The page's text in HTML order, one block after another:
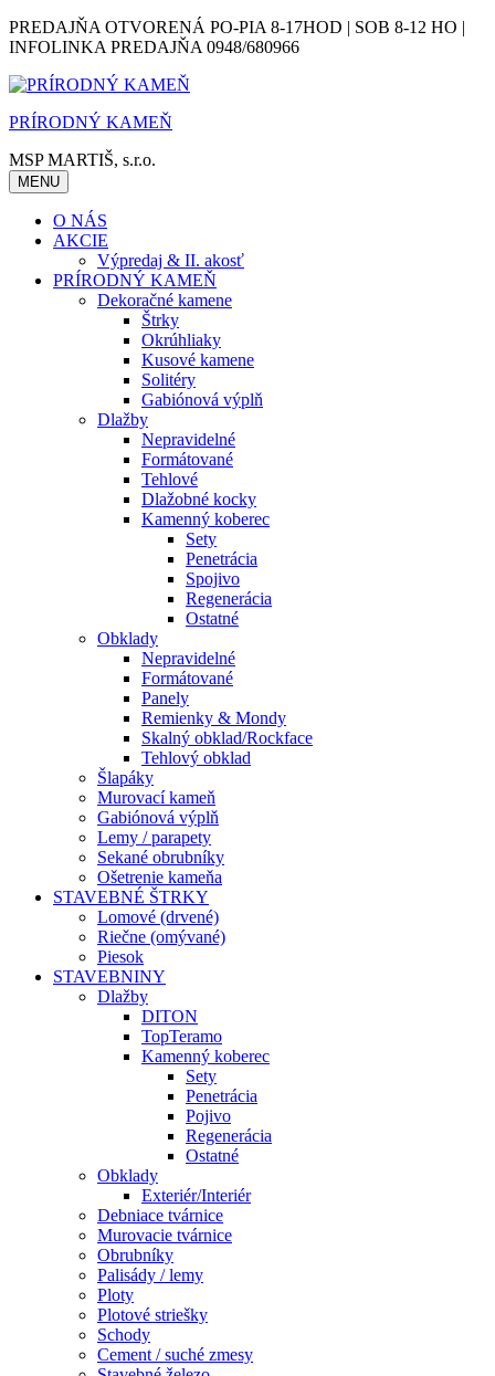
Skip
to
PREDAJŇA OTVORENÁ PO-PIA 8-17HOD | SOB 8-12 HO |
INFOLINKA PREDAJŇA 0948/680966
PRÍRODNÝ KAMEŇ
MSP MARTIŠ, s.r.o.
MENU
O NÁS
AKCIE
Výpredaj & II. akosť
PRÍRODNÝ KAMEŇ
Dekoračné kamene
Štrky
Okrúhliaky
Kusové kamene
Solitéry
Gabiónová výplň
Dlažby
Nepravidelné
Formátované
Tehlové
Dlažobné kocky
Kamenný koberec
Sety
Penetrácia
Spojivo
Regenerácia
Ostatné
Obklady
Nepravidelné
Formátované
Panely
Remienky & Mondy
Skalný obklad/Rockface
Tehlový obklad
Šlapáky
Murovací kameň
Gabiónová výplň
Lemy / parapety
Sekané obrubníky
Ošetrenie kameňa
STAVEBNÉ ŠTRKY
Lomové (drvené)
Riečne (omývané)
Piesok
STAVEBNINY
Dlažby
DITON
TopTeramo
Kamenný koberec
Sety
Penetrácia
Pojivo
Regenerácia
Ostatné
Obklady
Exteriér/Interiér
Debniace tvárnice
Murovacie tvárnice
Obrubníky
Palisády / lemy
Ploty
Plotové striešky
Schody
Cement / suché zmesy